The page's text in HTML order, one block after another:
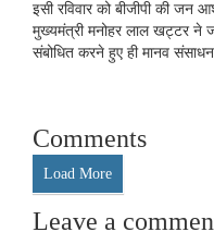
इसी रव‍िवार को बीजीपी की जन
मुख्‍यमंत्री मनोहर लाल खट्टर ने
संबोध‍ित करने हुए ही मानव
Comments
Load More
Leave a